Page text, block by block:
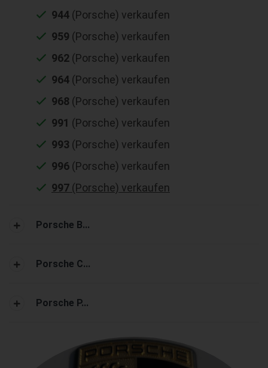
944 (Porsche) verkaufen
959 (Porsche) verkaufen
962 (Porsche) verkaufen
964 (Porsche) verkaufen
968 (Porsche) verkaufen
991 (Porsche) verkaufen
993 (Porsche) verkaufen
996 (Porsche) verkaufen
997 (Porsche) verkaufen
Porsche B...
Porsche C...
Porsche P...